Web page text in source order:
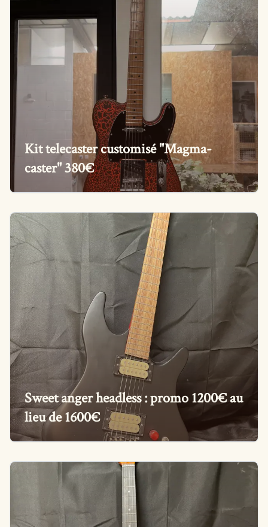
Kit telecaster customisé "Magma-
caster" 380€
Sweet anger headless : promo 1200€ au
lieu de 1600€